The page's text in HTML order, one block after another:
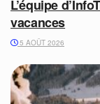
L’équipe
vacances
5 AOÛT 2026